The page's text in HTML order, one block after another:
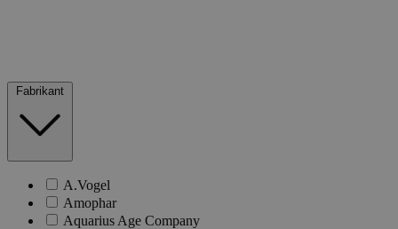
Fabrikant
A.Vogel
Amophar
Aquarius Age Company